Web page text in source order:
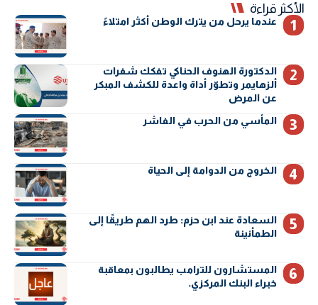
الأكثر قراءة
عندما يرحل من يترك الوطن أكثر امتلاءً
الدكتورة الهنوف الحناكي تفكك شفرات
ألزهايمر وتطوّر أداة واعدة للكشف المبكر
عن المرض
المأسي من الحرب في الفاشر
الخروج من الدوامة إلى الحياة
السعادة عند ابن حزم: طرد الهم طريقًا إلى
الطمأنينة
المستشارون للترامب يطالبون بمعاقبة
خبراء البنك المركزي.